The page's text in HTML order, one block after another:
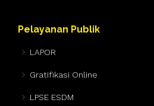
Pelayanan Publik
LAPOR
Gratifikasi Online
LPSE ESDM